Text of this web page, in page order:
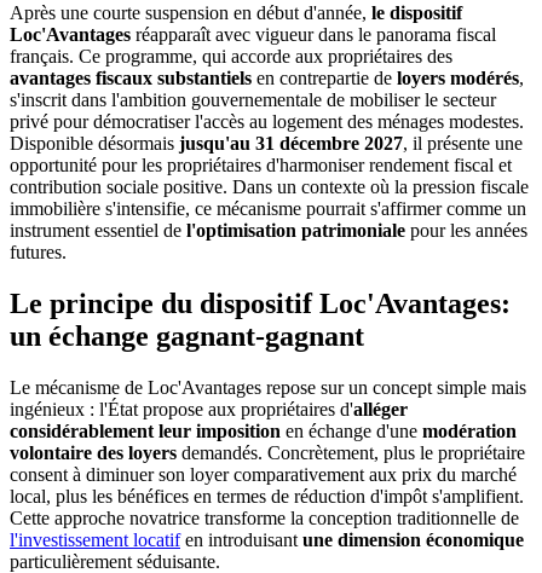
Après une courte suspension en début d'année, le dispositif
Loc'Avantages réapparaît avec vigueur dans le panorama fiscal
français. Ce programme, qui accorde aux propriétaires des
avantages fiscaux substantiels en contrepartie de loyers modérés,
s'inscrit dans l'ambition gouvernementale de mobiliser le secteur
privé pour démocratiser l'accès au logement des ménages modestes.
Disponible désormais jusqu'au 31 décembre 2027, il présente une
opportunité pour les propriétaires d'harmoniser rendement fiscal et
contribution sociale positive. Dans un contexte où la pression fiscale
immobilière s'intensifie, ce mécanisme pourrait s'affirmer comme un
instrument essentiel de l'optimisation patrimoniale pour les années
futures.
Le principe du dispositif Loc'Avantages:
un échange gagnant-gagnant
Le mécanisme de Loc'Avantages repose sur un concept simple mais
ingénieux : l'État propose aux propriétaires d'alléger
considérablement leur imposition en échange d'une modération
volontaire des loyers demandés. Concrètement, plus le propriétaire
consent à diminuer son loyer comparativement aux prix du marché
local, plus les bénéfices en termes de réduction d'impôt s'amplifient.
Cette approche novatrice transforme la conception traditionnelle de
l'investissement locatifen introduisant une dimension économique
particulièrement séduisante.